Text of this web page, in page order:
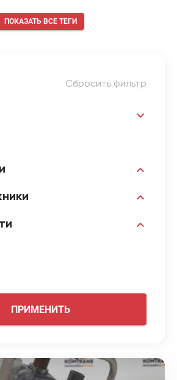
ПОКАЗАТЬ ВСЕ ТЕГИ
Сбросить фильтр
ПРИМЕНИТЬ